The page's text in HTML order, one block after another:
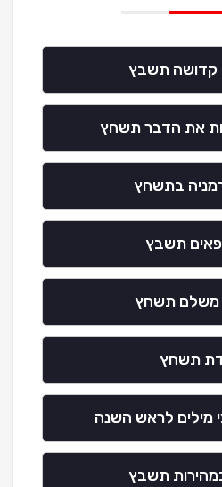
קדושה תשבץ
את הדבר תשחץ
בתשחץ
תשבץ
משלם תשחץ
תשחץ
מילים לראש השנה
תשבץ